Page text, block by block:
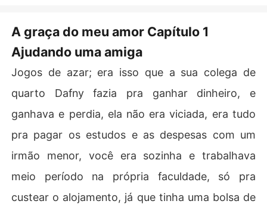
A graça do meu amor Capítulo 1
Ajudando uma amiga
Jogos de azar; era isso que a sua colega de
quarto Dafny fazia pra ganhar dinheiro, e
ganhava e perdia, ela não era viciada, era tudo
pra pagar os estudos e as despesas com um
irmão menor, você era sozinha e trabalhava
meio período na própria faculdade, só pra
custear o alojamento, já que tinha uma bolsa de